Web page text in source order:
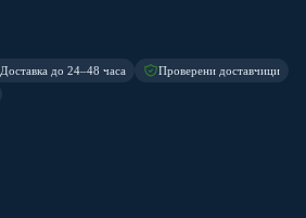
Доставка до 24–48 часа
Проверени доставчици